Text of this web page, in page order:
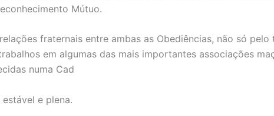
Mútuo.
fraternais entre ambas as Obediências, não só
em algumas das mais importantes associações
numa Cad
e plena.